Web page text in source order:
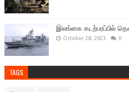
இலங்கை கடற்பரப்பில்
October 28, 2023 0
TAGS